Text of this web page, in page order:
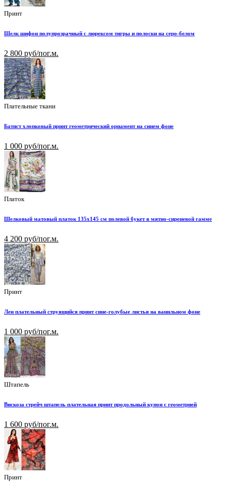
Принт
Шелк шифон полупрозрачный с люрексом тигры и полоски на серо-белом
2 800 руб/пог.м.
Плательные ткани
Батист хлопковый принт геометрический орнамент на синем фоне
1 000 руб/пог.м.
Платок
Шелковый матовый платок 135х145 см полевой букет в мятно-сиреневой гамме
4 200 руб/пог.м.
Принт
Лен плательный струящийся принт сине-голубые листья на ванильном фоне
1 000 руб/пог.м.
Штапель
Вискоза стрейч штапель плательная принт продольный купон с геометрией
1 600 руб/пог.м.
Принт